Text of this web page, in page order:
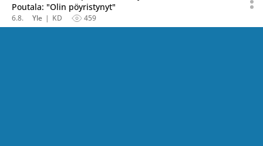
Poutala: "Olin pöyristynyt"
6.8. Yle KD 459